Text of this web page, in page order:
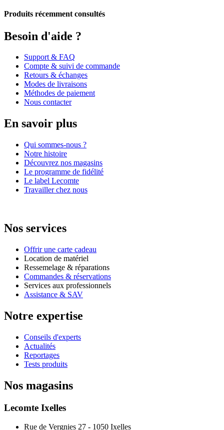
Produits récemment consultés
Besoin d'aide ?
Support & FAQ
Compte & suivi de commande
Retours & échanges
Modes de livraisons
Méthodes de paiement
Nous contacter
En savoir plus
Qui sommes-nous ?
Notre histoire
Découvrez nos magasins
Le programme de fidélité
Le label Lecomte
Travailler chez nous
Nos services
Offrir une carte cadeau
Location de matériel
Ressemelage & réparations
Commandes & réservations
Services aux professionnels
Assistance & SAV
Notre expertise
Conseils d'experts
Actualités
Reportages
Tests produits
Nos magasins
Lecomte Ixelles
Rue de Vergnies 27 - 1050 Ixelles